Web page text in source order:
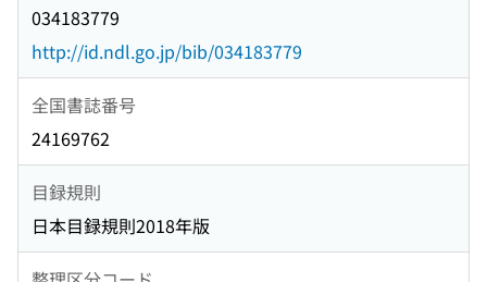
034183779
http://id.ndl.go.jp/bib/034183779
全国書誌番号
24169762
目録規則
日本目録規則2018年版